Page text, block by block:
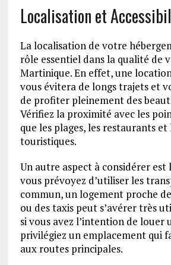
Localisation et
La localisation de votre
rôle essentiel dans la qualité de
Martinique. En effet, une
vous évitera de longs trajets et
de profiter pleinement des
Vérifiez la proximité avec les
que les plages, les restaurants et
touristiques.
Un autre aspect à considérer est
vous prévoyez d’utiliser les
commun, un logement proche
ou des taxis peut s’avérer très
si vous avez l’intention de louer
privilégiez un emplacement qui
aux routes principales.